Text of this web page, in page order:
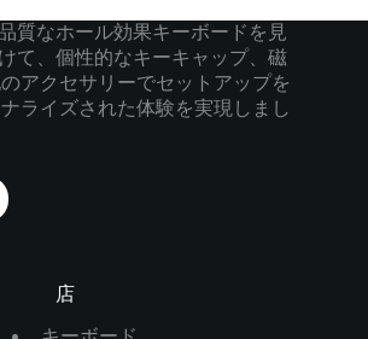
質なホール効果キーボードを見
て、個性的なキーキャップ、磁
アクセサリーでセットアップを
ライズされた体験を実現しまし
店